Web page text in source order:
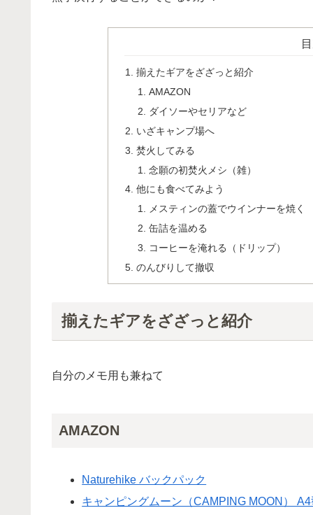
揃えたギアをざざっと紹介
AMAZON
ダイソーやセリアなど
いざキャンプ場へ
焚火してみる
念願の初焚火メシ（雑）
他にも食べてみよう
メスティンの蓋でウインナーを焼く
缶詰を温める
コーヒーを淹れる（ドリップ）
のんびりして撤収
揃えたギアをざざっと紹介
自分のメモ用も兼ねて
AMAZON
Naturehike バックパック
キャンピングムーン（CAMPING MOON）